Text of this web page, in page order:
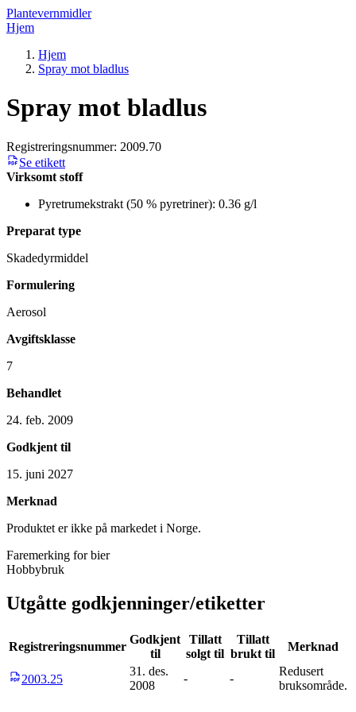
Plantevernmidler
Hjem
Hjem
Spray mot bladlus
Spray mot bladlus
Registreringsnummer: 2009.70
Se etikett
Virksomt stoff
Pyretrumekstrakt (50 % pyretriner): 0.36 g/l
Preparat type
Skadedyrmiddel
Formulering
Aerosol
Avgiftsklasse
7
Behandlet
24. feb. 2009
Godkjent til
15. juni 2027
Merknad
Produktet er ikke på markedet i Norge.
Faremerking for bier
Hobbybruk
Utgåtte godkjenninger/etiketter
Registreringsnummer
Godkjent
til
Tillatt
solgt til
Tillatt
brukt til
Merknad
2003.25
31. des.
2008
- -
Redusert
bruksområde.